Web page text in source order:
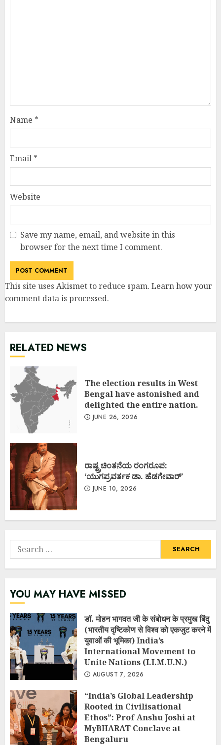
Name *
Email *
Website
Save my name, email, and website in this
browser for the next time I comment.
This site uses Akismet to reduce spam. Learn how your
comment data is processed.
RELATED NEWS
The election results in West
Bengal have astonished and
delighted the entire nation.
JUNE 26, 2026
ರಾಷ್ಟ್ರಚಿಂತನೆಯ ರಂಗರೂಪ:
‘ಯುಗಪ್ರವರ್ತಕ ಡಾ. ಹೆಡಗೇವಾರ್’
JUNE 10, 2026
Search
for:
YOU MAY HAVE MISSED
डॉ. मोहन भागवत जी के संबोधन के प्रमुख बिंदु
(भारतीय दृष्टिकोण से विश्व को एकजुट करने में
युवाओं की भूमिका) India’s
International Movement to
Unite Nations (I.I.M.U.N.)
AUGUST 7, 2026
“India’s Global Leadership
Rooted in Civilisational
Ethos”: Prof Anshu Joshi at
MyBHARAT Conclave at
Bengaluru